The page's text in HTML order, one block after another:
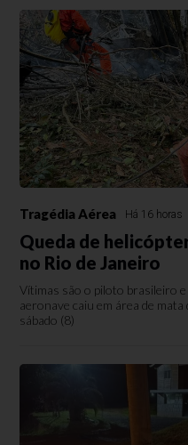
Tragédia Aérea Há 16 horas
Queda de
no Rio de Janeiro
Vítimas são o piloto brasileiro
aeronave caiu em área de
sábado (8)